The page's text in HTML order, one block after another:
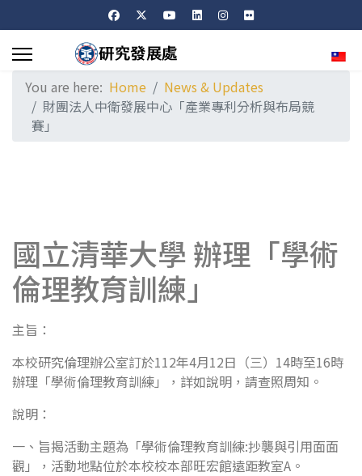
You are here: Home
News & Updates
財團法人中衛發展中心「產業專利分析與布局競
賽」
國立清華大學 辦理「學術
倫理教育訓練」
主旨：
本校研究倫理辦公室訂於112年4月12日（三）14時至16時
辦理「學術倫理教育訓練」，詳如說明，請查照周知。
說明：
一、旨揭活動主題為「學術倫理教育訓練:抄襲與引用面面
觀」，活動地點位於本校校本部旺宏館遠距教室A。